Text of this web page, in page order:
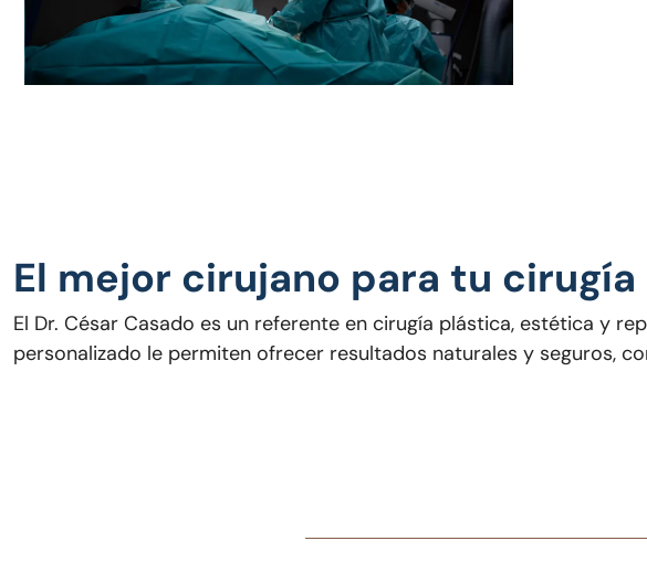
El mejor cirujano para tu
El Dr. César Casado es un referente en cirugía plástica, estética y
personalizado le permiten ofrecer resultados naturales y seguros,